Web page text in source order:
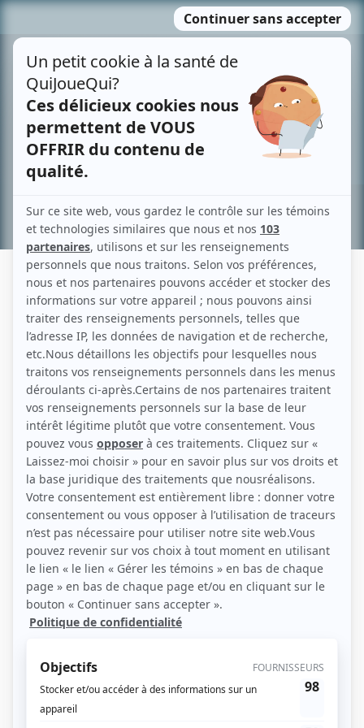
MENU
contenu
Recherche avancée »
FANNY BRITT
(Source: Duceppe)
Liens
Fiche de Fanny Britt sur Showbizz.net
Contributions
Coeur vintageScript-éditeur
BoomerangAuteur
Auteur